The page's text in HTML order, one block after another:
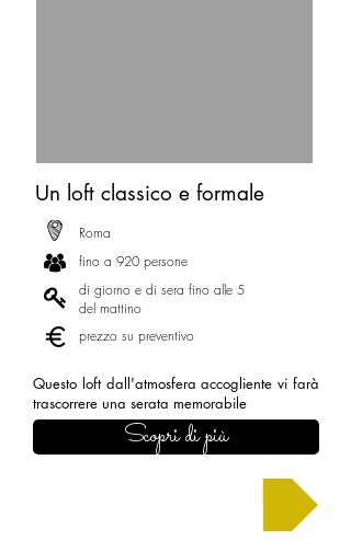
Un loft classico e formale
Roma
fino a 920 persone
di giorno e di sera fino alle 5
del mattino
prezzo su preventivo
Questo loft dall'atmosfera accogliente vi farà
trascorrere una serata memorabile
Scopri di più